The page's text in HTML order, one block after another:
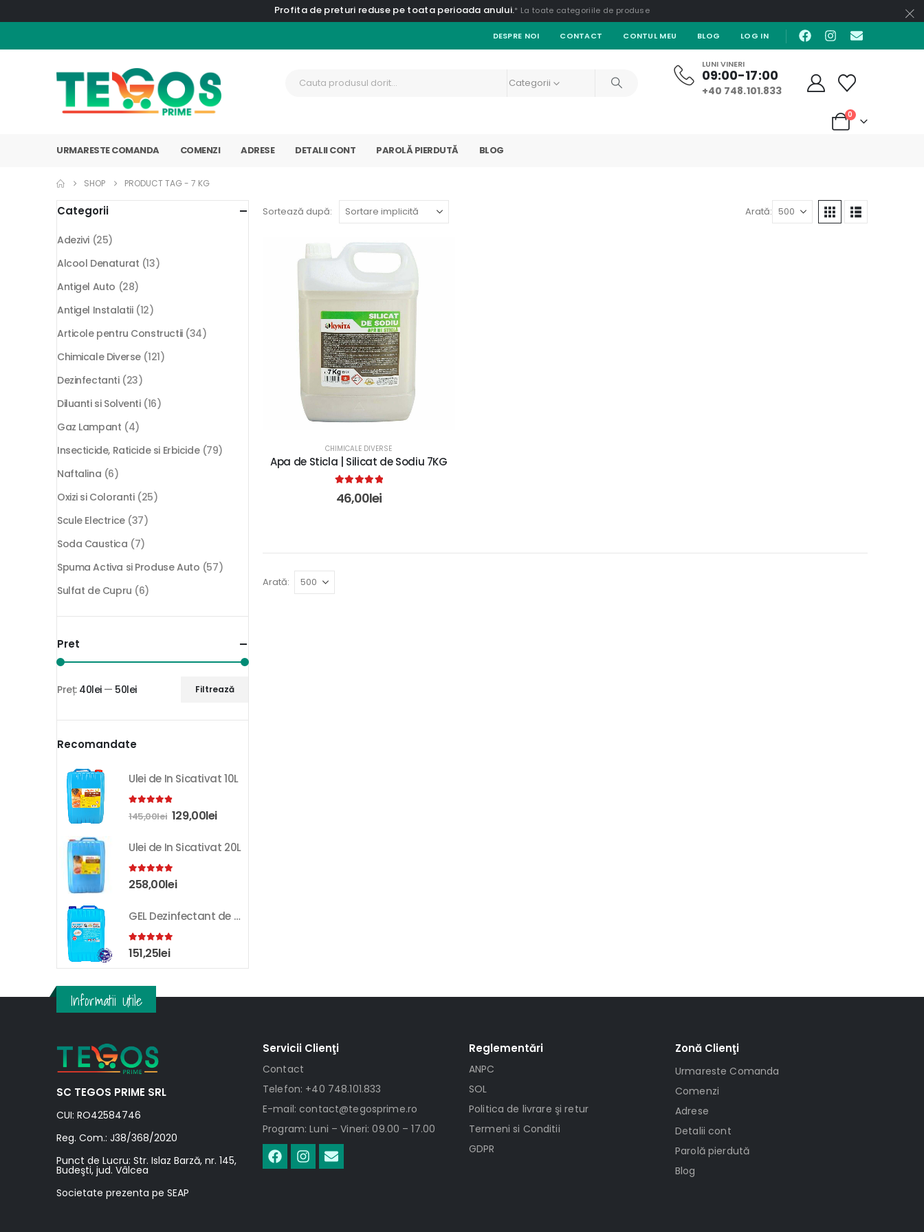
Profita de preturi reduse pe toata perioada anului.* La toate categoriile de produse
DESPRE NOI CONTACT CONTUL MEU BLOG LOG IN
Categorii
LUNI VINERI
09:00-17:00
+40 748.101.833
0
URMARESTE COMANDA COMENZI ADRESE DETALII CONT PAROLĂ PIERDUTĂ BLOG
SHOP PRODUCT TAG - 7 KG
Sortează după: Arată:
CHIMICALE DIVERSE
Apa de Sticla | Silicat de Sodiu 7KG
5.00 out of 5
46,00lei
Arată:
Categorii
Adezivi (25)
Alcool Denaturat (13)
Antigel Auto (28)
Antigel Instalatii (12)
Articole pentru Constructii (34)
Chimicale Diverse (121)
Dezinfectanti (23)
Diluanti si Solventi (16)
Gaz Lampant (4)
Insecticide, Raticide si Erbicide (79)
Naftalina (6)
Oxizi si Coloranti (25)
Scule Electrice (37)
Soda Caustica (7)
Spuma Activa si Produse Auto (57)
Sulfat de Cupru (6)
Pret
Filtrează
Preț: 40lei— 50lei
Recomandate
Ulei de In Sicativat 10L
out of 5
145,00lei 129,00lei
Ulei de In Sicativat 20L
5.00out of 5
258,00lei
GEL Dezinfectant de Maini K-SEPT 10L
5.00out of 5
151,25lei
Informatii Utile
SC TEGOS PRIME SRL
CUI: RO42584746
Reg. Com.: J38/368/2020
Punct de Lucru: Str. Islaz Barză, nr. 145,
Budeşti, jud. Vâlcea
Societate prezenta pe SEAP
Servicii Clienţi
Contact
Telefon: +40 748.101.833
E-mail: contact@tegosprime.ro
Program: Luni – Vineri: 09.00 – 17.00
Reglementări
ANPC
SOL
Politica de livrare şi retur
Termeni si Conditii
GDPR
Zonă Clienţi
Urmareste Comanda
Comenzi
Adrese
Detalii cont
Parolă pierdută
Blog